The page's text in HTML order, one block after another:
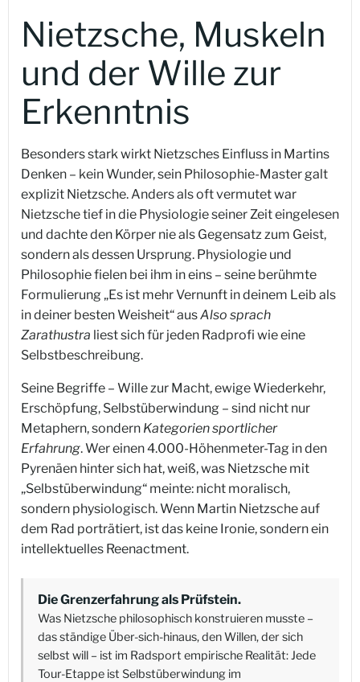
Nietzsche, Muskeln
und der Wille zur
Erkenntnis
Besonders stark wirkt Nietzsches Einfluss in Martins
Denken – kein Wunder, sein Philosophie-Master galt
explizit Nietzsche. Anders als oft vermutet war
Nietzsche tief in die Physiologie seiner Zeit eingelesen
und dachte den Körper nie als Gegensatz zum Geist,
sondern als dessen Ursprung. Physiologie und
Philosophie fielen bei ihm in eins – seine berühmte
Formulierung „Es ist mehr Vernunft in deinem Leib als
in deiner besten Weisheit“ ausAlso sprach
Zarathustra liest sich für jeden Radprofi wie eine
Selbstbeschreibung.
Seine Begriffe – Wille zur Macht, ewige Wiederkehr,
Erschöpfung, Selbstüberwindung – sind nicht nur
Metaphern, sondern Kategorien sportlicher
Erfahrung. Wer einen 4.000-Höhenmeter-Tag in den
Pyrenäen hinter sich hat, weiß, was Nietzsche mit
„Selbstüberwindung“ meinte: nicht moralisch,
sondern physiologisch. Wenn Martin Nietzsche auf
dem Rad porträtiert, ist das keine Ironie, sondern ein
intellektuelles Reenactment.
Die Grenzerfahrung als Prüfstein.
Was Nietzsche philosophisch konstruieren musste –
das ständige Über-sich-hinaus, den Willen, der sich
selbst will – ist im Radsport empirische Realität: Jede
Tour-Etappe ist Selbstüberwindung im